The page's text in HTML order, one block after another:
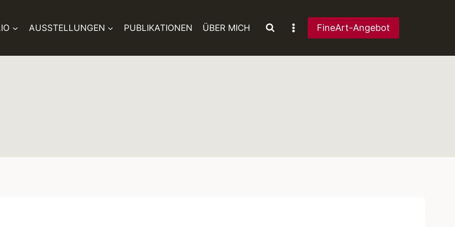
AUSSTELLUNGEN PUBLIKATIONEN ÜBER MICH FineArt-Angebot